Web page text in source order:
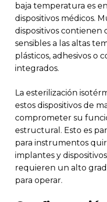
baja temperatura es
dispositivos médicos.
dispositivos contienen
sensibles a las altas
plásticos, adhesivos o
integrados.
La esterilización
estos dispositivos de
comprometer su
estructural. Esto es
para instrumentos
implantes y
requieren un alto
para operar.